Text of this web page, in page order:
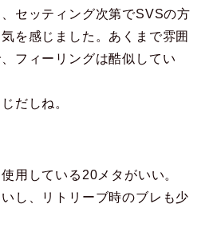
セッティング次第でSVSの方
を感じました。あくまで雰囲
フィーリングは酷似してい
だしね。
用している20メタがいい。
し、リトリーブ時のブレも少